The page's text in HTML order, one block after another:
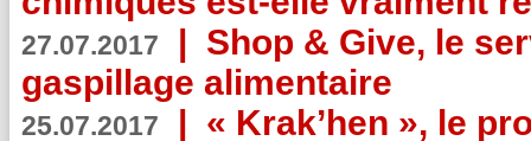
27.07.2017 | Shop & Give, le
gaspillage alimentaire
25.07.2017 | « Krak’hen », le